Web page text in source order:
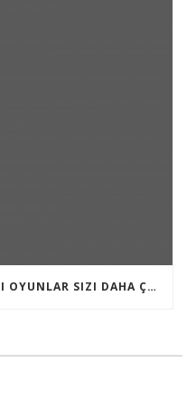
MOSTBET CASHBACK: HANGI OYUNLAR SIZI DAHA ÇOX QAZANA BILƏR?